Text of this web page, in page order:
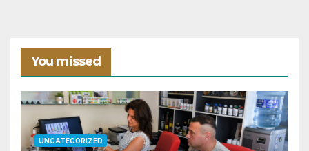
You missed
UNCATEGORIZED